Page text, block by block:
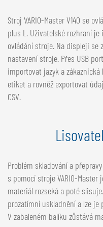
Stroj VARIO-Master V140 se
plus L. Uživatelské rozhraní
ovládání stroje. Na displeji se
nastavení stroje. Přes USB
importovat jazyk a
etiket a rovněž exportovat
CSV.
Problém skladování a
s pomocí stroje VARIO-
materiál rozseká a poté
prozatímní uskladnění a lze
V zabaleném balíku zůstává